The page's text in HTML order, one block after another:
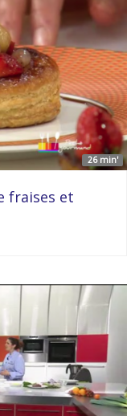
26 min'
fraises et